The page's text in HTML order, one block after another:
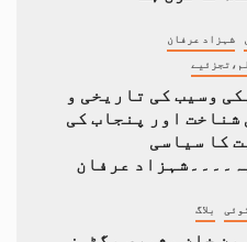
شہزاد عرفان
وسیب کی تاریخی و
شناخت اور پنجاب کی
کا سیاسی
عرفان
بلاگ